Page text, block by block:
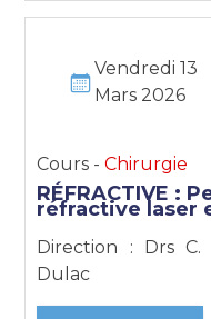
Vendredi 13
Mars 2026
Cours -Chirurgie
RÉFRACTIVE :
réfractive laser
Direction : Drs C.
Dulac